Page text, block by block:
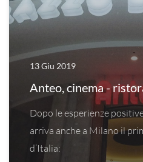
13 Giu 2019
Anteo, cinema -
Dopo le esperienze
arriva anche a Milano il
d’Italia: